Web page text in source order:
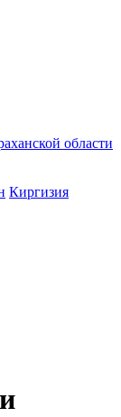
области
Киргизия